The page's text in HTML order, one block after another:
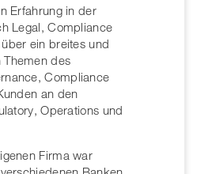
Erfahrung in der
Legal, Compliance
ein breites und
Themen des
Compliance
an den
Operations und
Firma war